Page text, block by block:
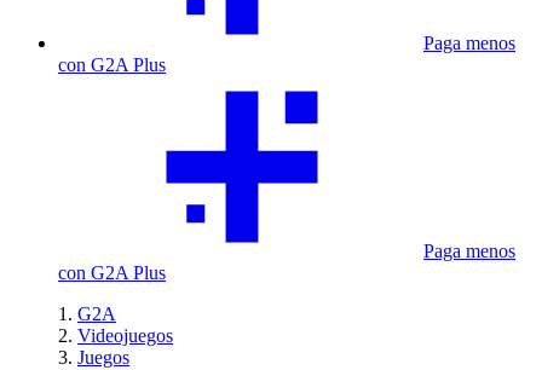
Paga menos
con G2A Plus
Paga menos
con G2A Plus
G2A
Videojuegos
Juegos